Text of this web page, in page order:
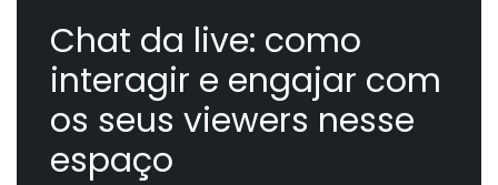
Chat da live: como
interagir e engajar com
os seus viewers nesse
espaço